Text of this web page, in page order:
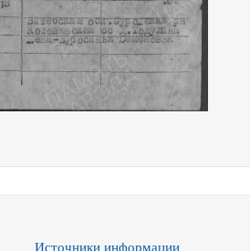
Источники информации